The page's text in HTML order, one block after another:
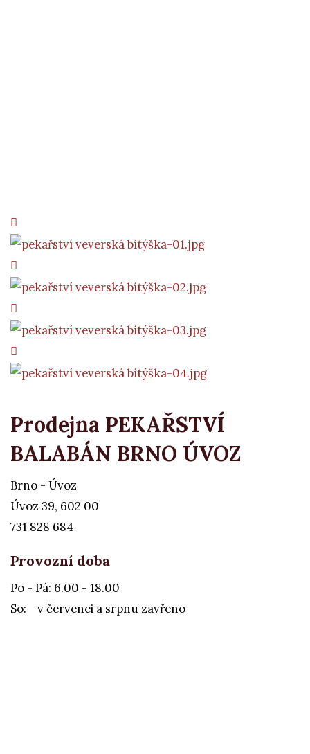
Prodejna PEKAŘSTVÍ
BALABÁN BRNO ÚVOZ
Brno - Úvoz
Úvoz 39, 602 00
731 828 684
Provozní doba
Po - Pá: 6.00 - 18.00
So: v červenci a srpnu zavřeno